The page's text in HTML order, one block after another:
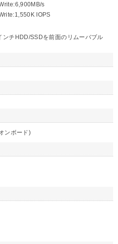
s
IOPS
チHDD/SSDを前面のリムーバブル
ンボード)